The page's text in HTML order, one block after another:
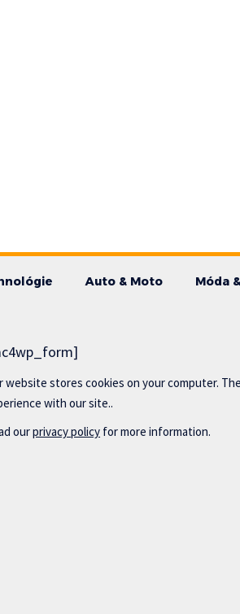
Auto & Moto Móda
website stores cookies on your computer.
with our site..
ourprivacy policy for more information.